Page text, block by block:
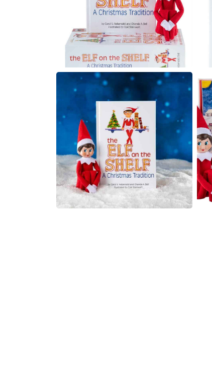
Muziektrekker & -mobielen
Wagenspanners